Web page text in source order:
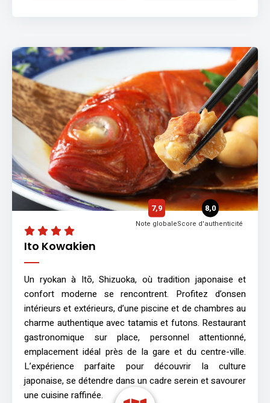
Ito Kowakien
7,9
Note globale
8,0
Score d'authenticité
Un ryokan à Itō, Shizuoka, où tradition japonaise et
confort moderne se rencontrent. Profitez d’onsen
intérieurs et extérieurs, d’une piscine et de chambres au
charme authentique avec tatamis et futons. Restaurant
gastronomique sur place, personnel attentionné,
emplacement idéal près de la gare et du centre-ville.
L’expérience parfaite pour découvrir la culture
japonaise, se détendre dans un cadre serein et savourer
une cuisine raffinée.